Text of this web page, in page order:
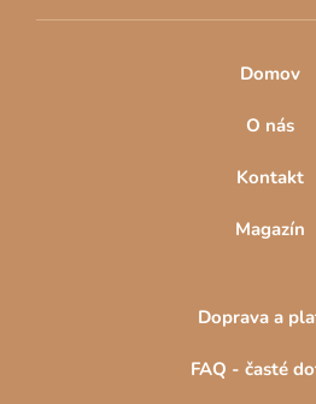
Domov
O nás
Kontakt
Magazín
Doprava a
FAQ - časté